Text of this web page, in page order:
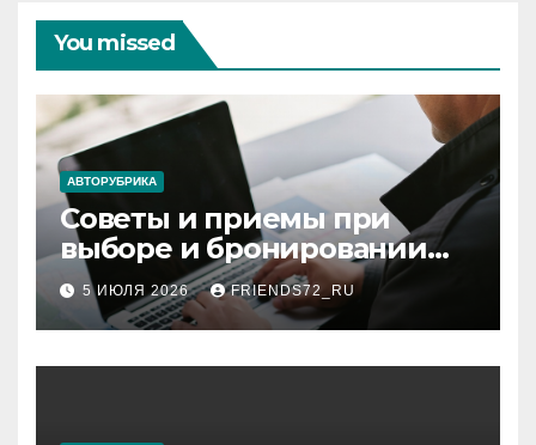
You missed
АВТОРУБРИКА
Советы и приемы при
выборе и бронировании
авиабилетов
5 ИЮЛЯ 2026 FRIENDS72_RU